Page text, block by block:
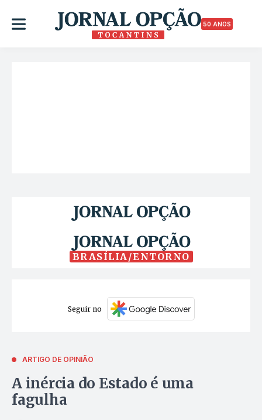
50 ANOS
BRASÍLIA/ENTORNO
Seguir no
ARTIGO DE OPINIÃO
A inércia do Estado é uma
fagulha